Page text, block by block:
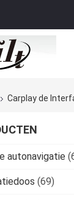
Carplay de
autonavigatie
(69)